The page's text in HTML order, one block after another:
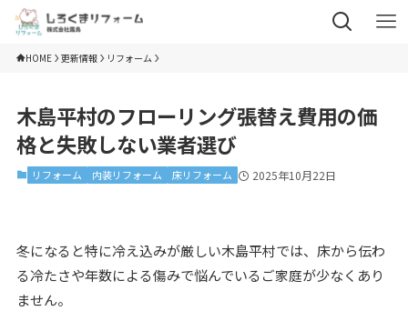
HOME 更新情報 リフォーム
木島平村のフローリング張替え費用の価
格と失敗しない業者選び
リフォーム 内装リフォーム 床リフォーム 2025年10月22日
冬になると特に冷え込みが厳しい木島平村では、床から伝わ
る冷たさや年数による傷みで悩んでいるご家庭が少なくあり
ません。